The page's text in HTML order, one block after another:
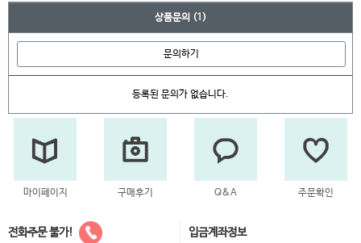
상품문의 (1)
문의하기
등록된 문의가 없습니다.
마이페이지 구매후기 Q&A 주문확인
전화주문 불가! 입금계좌정보